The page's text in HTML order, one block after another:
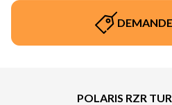
POLARIS RZR